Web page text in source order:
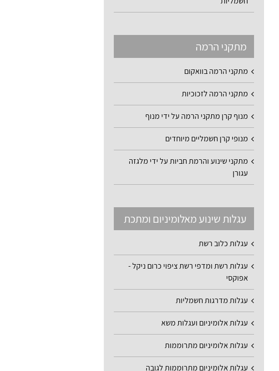
מתקני הרמה
מתקני הרמה בוואקום
מתקני הרמה לזכוכיות
מנוף קרן מתקני הרמה על ידי מנוף
מנופי קרן חשמליים מיוחדים
מתקני שינוע והרמת חביות על ידי מלגזה
עגורן
עגלות שינוע מאלומיניום ומתכת
עגלות כלוב רשת
עגלות רשת ומדפי רשת ציפוי כרום ניקל -
אפוקסי
עגלות מדרגות חשמליות
עגלות אלומיניום ועגלות משא
עגלות אלומיניום מתרוממות
עגלות אלומיניום מתרוממות לגובה